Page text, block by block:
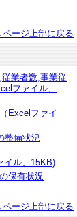
ージ上部に戻る
業者数,事業従
ファイル、
Excelファイ
整備状況
イル、15KB)
保有状況
ージ上部に戻る